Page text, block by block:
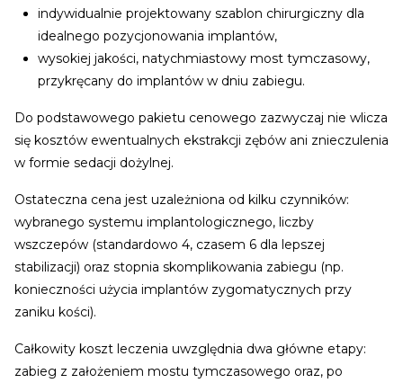
indywidualnie projektowany szablon chirurgiczny dla
idealnego pozycjonowania implantów,
wysokiej jakości, natychmiastowy most tymczasowy,
przykręcany do implantów w dniu zabiegu.
Do podstawowego pakietu cenowego zazwyczaj nie wlicza
się kosztów ewentualnych ekstrakcji zębów ani znieczulenia
w formie sedacji dożylnej.
Ostateczna cena jest uzależniona od kilku czynników:
wybranego systemu implantologicznego, liczby
wszczepów (standardowo 4, czasem 6 dla lepszej
stabilizacji) oraz stopnia skomplikowania zabiegu (np.
konieczności użycia implantów zygomatycznych przy
zaniku kości).
Całkowity koszt leczenia uwzględnia dwa główne etapy:
zabieg z założeniem mostu tymczasowego oraz, po